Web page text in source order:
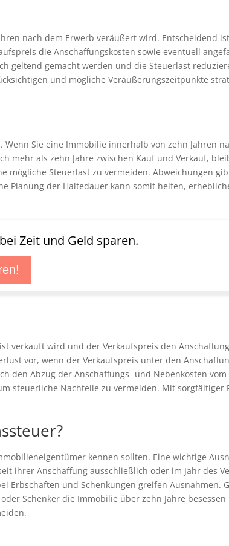
nach dem Erwerb veräußert wird. Entscheidend
die Anschaffungskosten sowie eventuell
geltend gemacht werden und die Steuerlast
und mögliche Veräußerungszeitpunkte
Sie eine Immobilie innerhalb von zehn Jahren
mehr als zehn Jahre zwischen Kauf und Verkauf,
mögliche Steuerlast zu vermeiden. Abweichungen
Planung der Haltedauer kann somit helfen,
Zeit und Geld sparen.
verkauft wird und der Verkaufspreis den
vor, wenn der Verkaufspreis unter den
den Abzug der Anschaffungs- und Nebenkosten
steuerliche Nachteile zu vermeiden. Mit sorgfältiger
kennen sollten. Eine wichtige
ihrer Anschaffung ausschließlich oder im Jahr des
Erbschaften und Schenkungen greifen Ausnahmen.
Schenker die Immobilie über zehn Jahre besessen